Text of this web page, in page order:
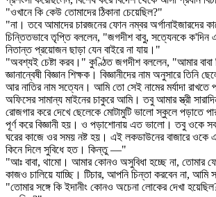
"ওখানে কি কেউ তোমাদের ঠিকানা চেয়েছিল?"
"না। তবে আমাদের চারজনের ফোন নম্বর অর্গানাইজারদের
চিন্তিতভাবে তৃপ্তি বললেন, "জগদীশ বাবু, সত্যেনকে ক'দিন
নিতান্ত প্রয়োজন ছাড়া যেন বাইরে না যায়।"
"অবশ্যই চেষ্টা করব।" কুণ্ঠিত জগদীশ বললেন, "আমার বাবা
জ্ঞানান্বেষী বিজ্ঞান শিক্ষক। বিজ্ঞানীদের নাম অনুসারে তিনি
আর নাতির নাম সত্যেন। আমি তো সেই নামের মর্যাদা রাখতে
অফিসের সামান্য মাইনের চাকুরে আমি। তবু আমার স্ত্রী
রোজগার করে দেখে ছেলেকে মোটামুটি ভালো স্কুলে পড়াতে
পূর্ণ করে বিজ্ঞানী হয়। ও পড়াশোনায় এত ভালো। তবু ওকে
ঘরের কাজে ওর সময় নষ্ট হয়। এই লকডাউনের বাজারে ওকে
কিনে দিলে সুবিধে হত। কিন্তু —"
"আঃ বাবা, থামো। আমার কোনও অসুবিধা হচ্ছে না, তোমার
কাজও চালিয়ে যাচ্ছি। টিচার, আপনি চিন্তা করবেন না, আমি
"তোমার সঙ্গে কি ইদানীং কোনও অচেনা লোকের দেখা